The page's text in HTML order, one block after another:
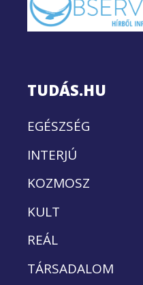
TUDÁS.HU
EGÉSZSÉG
INTERJÚ
KOZMOSZ
KULT
REÁL
TÁRSADALOM